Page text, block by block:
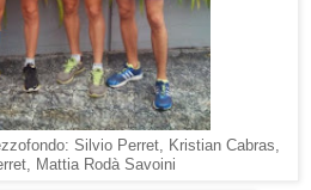
Silvio Perret, Kristian Cabras,
Mattia Rodà Savoini